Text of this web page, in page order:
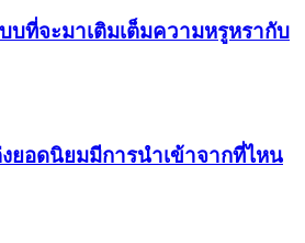
ที่จะมาเติมเต็มความหรูหรากับ
ยอดนิยมมีการนำเข้าจากที่ไหน